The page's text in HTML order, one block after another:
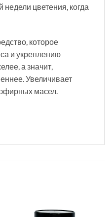
недели цветения, когда
которое
и укреплению
а значит,
Увеличивает
масел.